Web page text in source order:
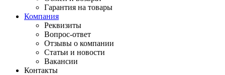
Гарантия на товары
Компания
Реквизиты
Вопрос-ответ
Отзывы о компании
Статьи и новости
Вакансии
Контакты